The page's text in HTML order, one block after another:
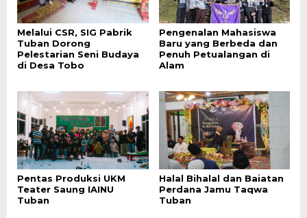
Melalui CSR, SIG Pabrik
Tuban Dorong
Pelestarian Seni Budaya
di Desa Tobo
Pengenalan Mahasiswa
Baru yang Berbeda dan
Penuh Petualangan di
Alam
Pentas Produksi UKM
Teater Saung IAINU
Tuban
Halal Bihalal dan Baiatan
Perdana Jamu Taqwa
Tuban